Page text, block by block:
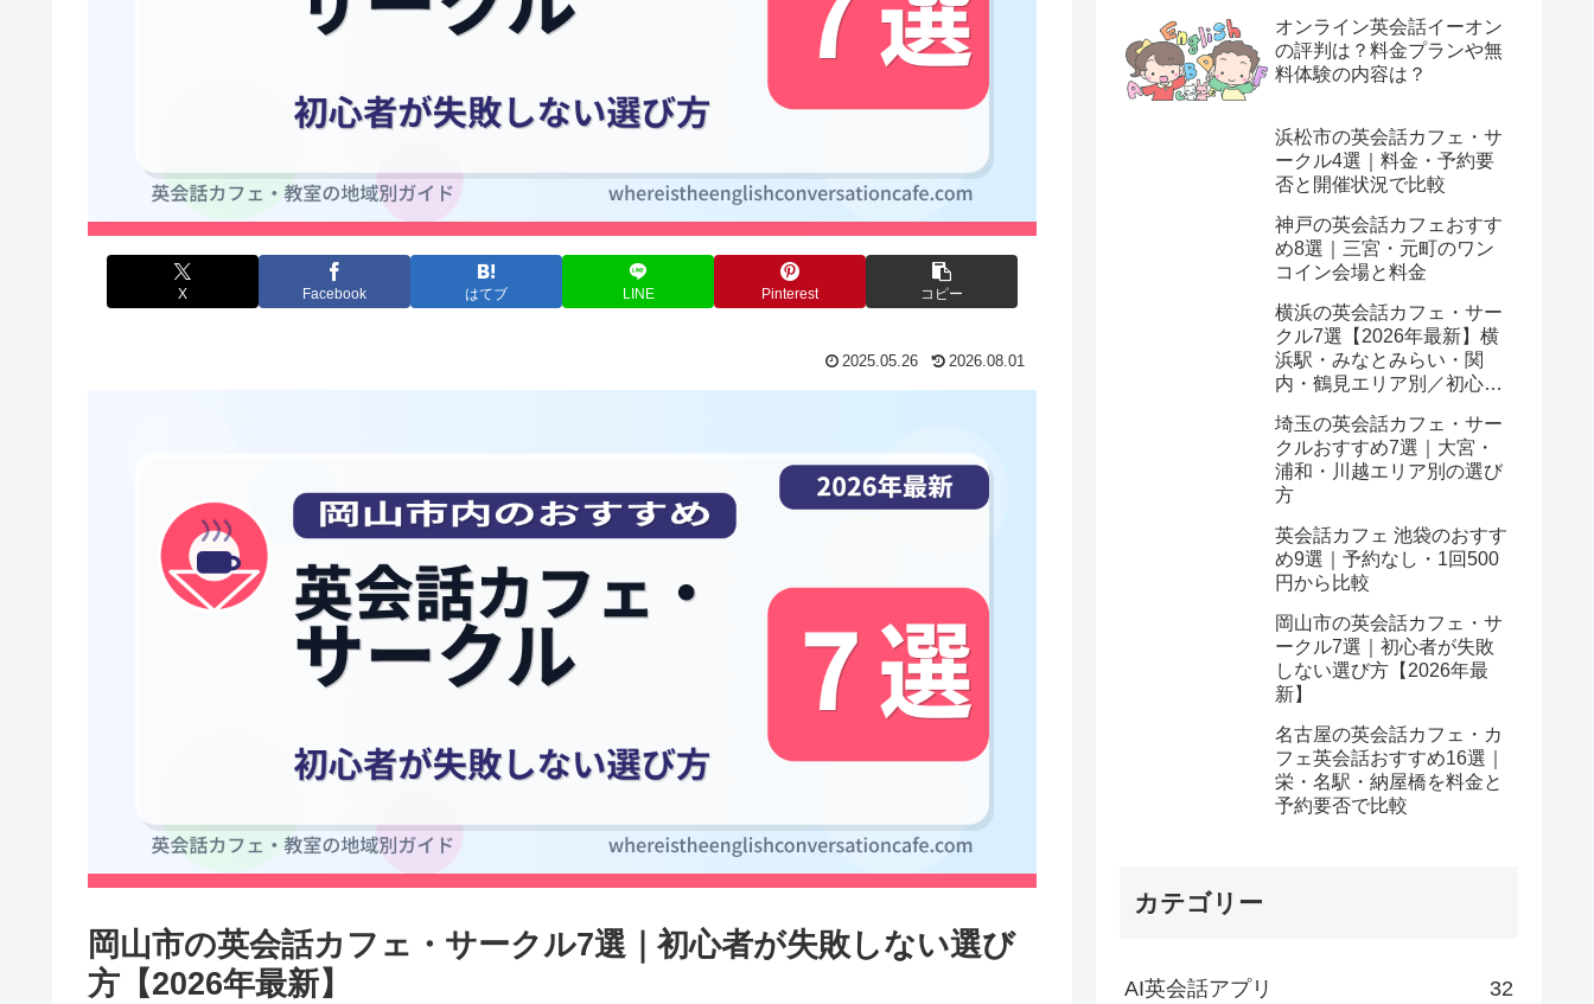
X Facebook はてブ LINE Pinterest コピー
2025.05.26 2026.08.01
岡山市の英会話カフェ・サークル7選｜初心者が失敗しない選び
方【2026年最新】
オンライン英会話イーオン
の評判は？料金プランや無
料体験の内容は？
浜松市の英会話カフェ・サ
ークル4選｜料金・予約要
否と開催状況で比較
神戸の英会話カフェおすす
め8選｜三宮・元町のワン
コイン会場と料金
横浜の英会話カフェ・サー
クル7選【2026年最新】横
浜駅・みなとみらい・関
内・鶴見エリア別／初心
埼玉の英会話カフェ・サー
クルおすすめ7選｜大宮・
浦和・川越エリア別の選び
方
英会話カフェ 池袋のおすす
め9選｜予約なし・1回500
円から比較
岡山市の英会話カフェ・サ
ークル7選｜初心者が失敗
しない選び方【2026年最
新】
名古屋の英会話カフェ・カ
フェ英会話おすすめ16選｜
栄・名駅・納屋橋を料金と
予約要否で比較
カテゴリー
AI英会話アプリ 32